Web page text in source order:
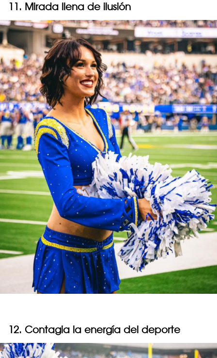
11. Mirada llena de ilusión
12. Contagia la energía del deporte